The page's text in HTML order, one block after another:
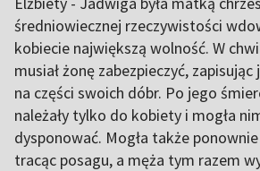
średniowiecznej rzeczywistości
kobiecie największą wolność. W
musiał żonę zabezpieczyć,
na części swoich dóbr. Po jego
należały tylko do kobiety i mogła
dysponować. Mogła także
tracąc posagu, a męża tym razem